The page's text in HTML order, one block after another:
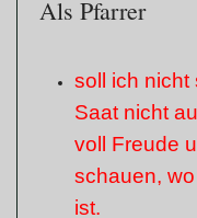
Als Pfarrer
soll ich nicht
Saat nicht
voll Freude
schauen,
ist.